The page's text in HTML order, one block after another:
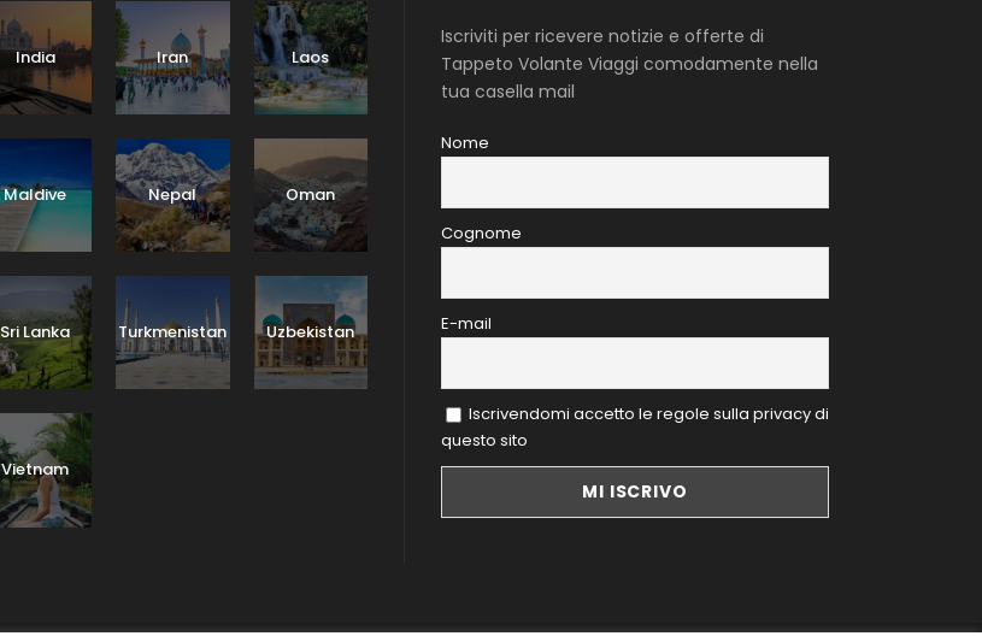
India Iran Laos
Maldive Nepal Oman
Sri Lanka Turkmenistan Uzbekistan
Vietnam
Iscriviti per ricevere notizie e offerte di
Tappeto Volante Viaggi comodamente nella
tua casella mail
Nome
Cognome
E-mail
Iscrivendomi accetto le regole sulla privacy di
questo sito